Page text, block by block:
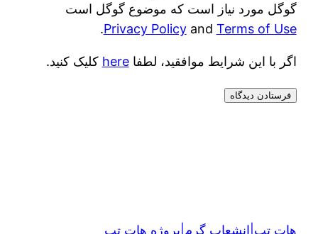
گوگل مورد نیاز است که موضوع گوگل است
Privacy Policyand Terms of Use
.
اگر با این شرایط موافقید، لطفاhere کلیک کنید.
هات تپ|انشعاب گرم|پروژه هات تپ